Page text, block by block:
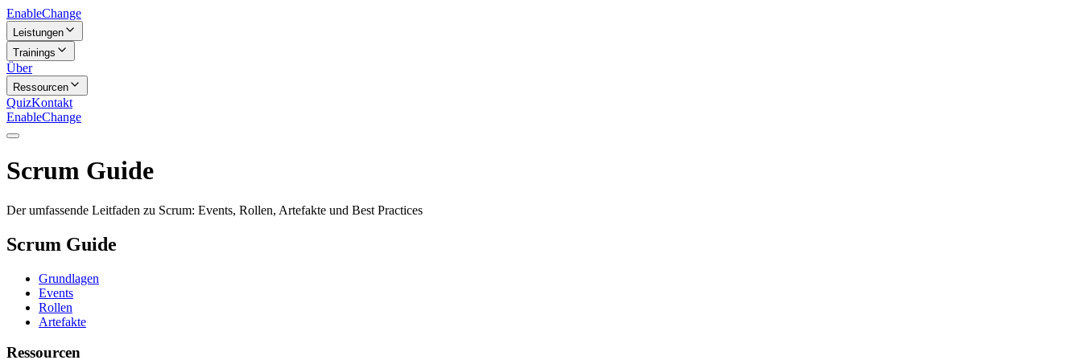
EnableChange
Leistungen
Trainings
Über
Ressourcen
QuizKontakt
EnableChange
Scrum Guide
Der umfassende Leitfaden zu Scrum: Events, Rollen, Artefakte und Best Practices
Scrum Guide
Grundlagen
Events
Rollen
Artefakte
Ressourcen